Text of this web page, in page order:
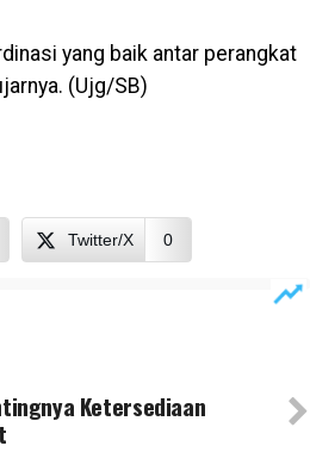
yang baik antar perangkat
(Ujg/SB)
Twitter/X 0
Ketersediaan